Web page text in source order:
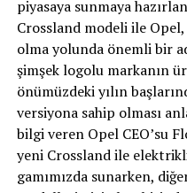
piyasaya sunmaya
Crossland modeli ile
olma yolunda önemli bir
şimşek logolu markanın
önümüzdeki yılın
versiyona sahip olması
bilgi veren Opel CEO’su
yeni Crossland ile
gamımızda sunarken,